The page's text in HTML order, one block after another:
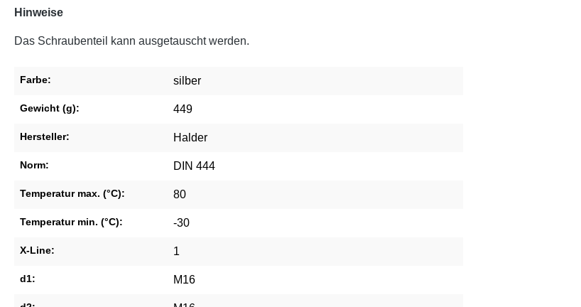
Hinweise
Das Schraubenteil kann ausgetauscht werden.
Farbe: silber
Gewicht (g): 449
Hersteller: Halder
Norm: DIN 444
Temperatur max. (°C): 80
Temperatur min. (°C): -30
X-Line: 1
d1: M16